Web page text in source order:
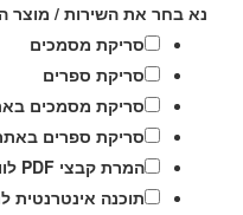
נא בחר את השירות / מוצר
סריקת מסמכים
סריקת ספרים
סריקת מסמכים
סריקת ספרים
המרת קבצי PDF לוורד / אקסל
תוכנה אינטרנטית